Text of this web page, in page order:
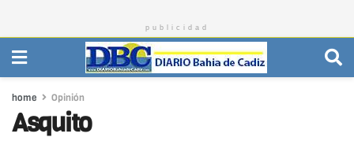
publicidad
home Opinión
Asquito